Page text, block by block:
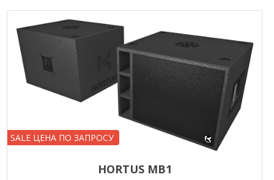
SALE ЦЕНА ПО ЗАПРОСУ
HORTUS MB1